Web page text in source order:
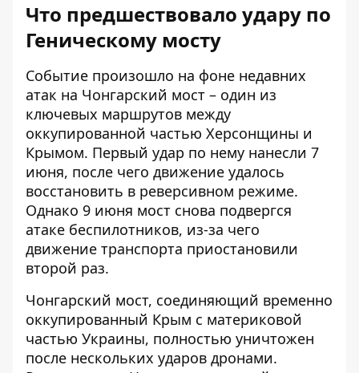
Что предшествовало удару по
Геническому мосту
Событие произошло на фоне недавних
атак на Чонгарский мост – один из
ключевых маршрутов между
оккупированной частью Херсонщины и
Крымом. Первый удар по нему нанесли 7
июня, после чего движение удалось
восстановить в реверсивном режиме.
Однако 9 июня мост снова подвергся
атаке беспилотников, из-за чего
движение транспорта приостановили
второй раз.
Чонгарский мост, соединяющий временно
оккупированный Крым с материковой
частью Украины, полностью уничтожен
после нескольких ударов дронами.